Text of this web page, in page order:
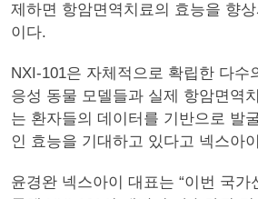
제하면 항암면역치료의 효능을 향
이다.
NXI-101은 자체적으로 확립한 다수
응성 동물 모델들과 실제 항암면역
는 환자들의 데이터를 기반으로 발
인 효능을 기대하고 있다고 넥스아
윤경완 넥스아이 대표는 “이번 국가